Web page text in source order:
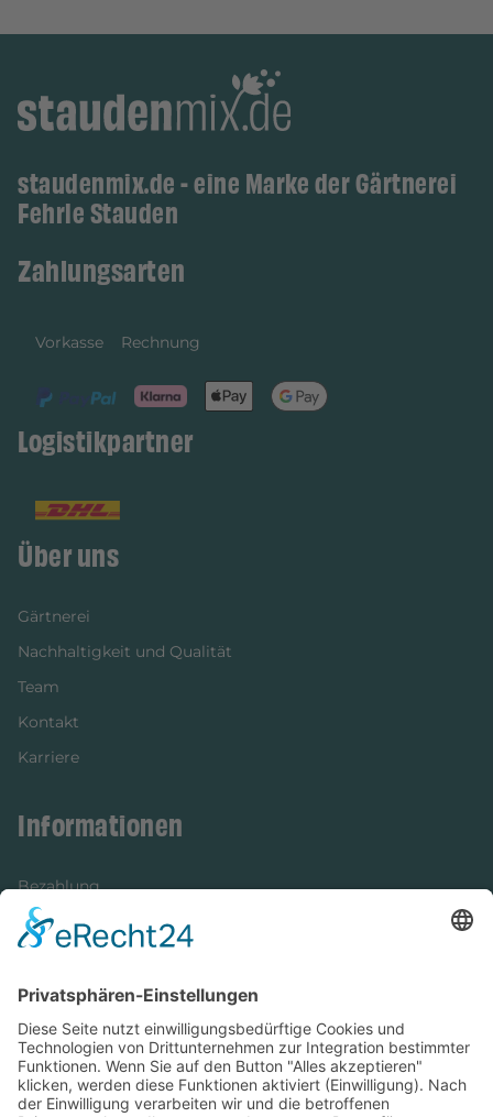
staudenmix.de - eine Marke der Gärtnerei
Fehrle Stauden
Zahlungsarten
Vorkasse Rechnung
Logistikpartner
Über uns
Gärtnerei
Nachhaltigkeit und Qualität
Team
Kontakt
Karriere
Informationen
Bezahlung
Newsletter
Versandinformationen
Verfügbarkeit/Verträglichkeit
Rechtliches